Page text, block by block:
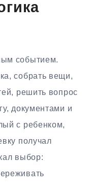
событием.
собрать вещи,
решить вопрос
документами и
с ребенком,
получал
выбор: